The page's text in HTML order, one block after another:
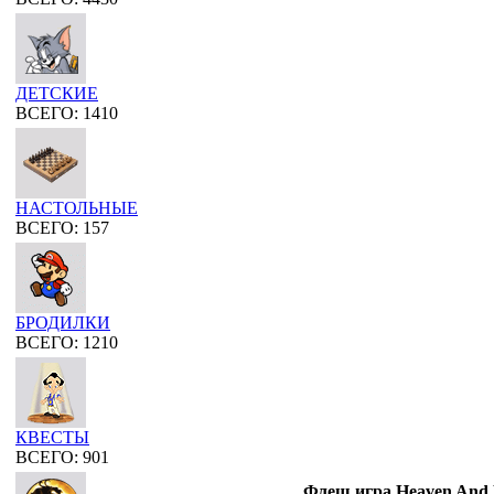
ДЕТСКИЕ
ВСЕГО: 1410
НАСТОЛЬНЫЕ
ВСЕГО: 157
БРОДИЛКИ
ВСЕГО: 1210
КВЕСТЫ
ВСЕГО: 901